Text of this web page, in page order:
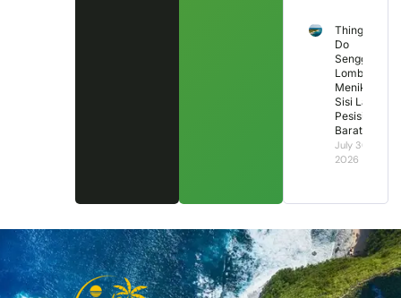
Things to
Do
Senggigi
Lombok:
Menikmati
Sisi Lain
Pesisir
Barat
July 30,
2026